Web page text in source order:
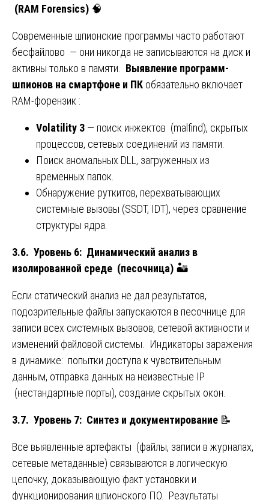
(RAM Forensics) 🧠
Современные шпионские программы часто работают
бесфайлово — они никогда не записываются на диск и
активны только в памяти. Выявление программ-
шпионов на смартфоне и ПК обязательно включает
RAM-форензик :
Volatility 3 — поиск инжектов (malfind), скрытых
процессов, сетевых соединений из памяти.
Поиск аномальных DLL, загруженных из
временных папок.
Обнаружение руткитов, перехватывающих
системные вызовы (SSDT, IDT), через сравнение
структуры ядра.
3.6. Уровень 6: Динамический анализ в
изолированной среде (песочница) 🏜️
Если статический анализ не дал результатов,
подозрительные файлы запускаются в песочнице для
записи всех системных вызовов, сетевой активности и
изменений файловой системы. Индикаторы заражения
в динамике: попытки доступа к чувствительным
данным, отправка данных на неизвестные IP
(нестандартные порты), создание скрытых окон.
3.7. Уровень 7: Синтез и документирование 📝
Все выявленные артефакты (файлы, записи в журналах,
сетевые метаданные) связываются в логическую
цепочку, доказывающую факт установки и
функционирования шпионского ПО. Результаты